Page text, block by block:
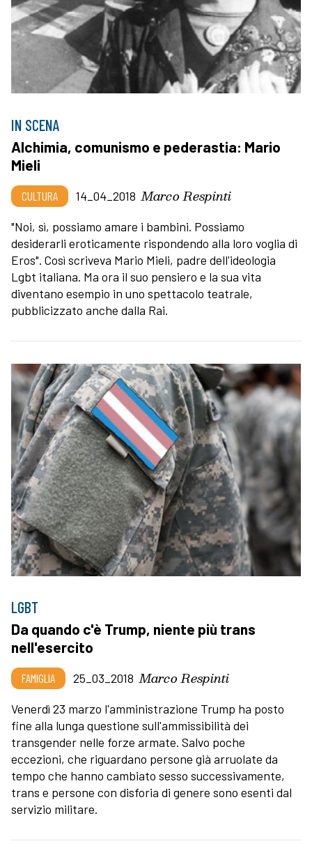
IN SCENA
Alchimia, comunismo e pederastia: Mario
Mieli
CULTURA 14_04_2018 Marco Respinti
"Noi, sì, possiamo amare i bambini. Possiamo
desiderarli eroticamente rispondendo alla loro voglia di
Eros". Così scriveva Mario Mieli, padre dell'ideologia
Lgbt italiana. Ma ora il suo pensiero e la sua vita
diventano esempio in uno spettacolo teatrale,
pubblicizzato anche dalla Rai.
LGBT
Da quando c'è Trump, niente più trans
nell'esercito
FAMIGLIA 25_03_2018 Marco Respinti
Venerdì 23 marzo l'amministrazione Trump ha posto
fine alla lunga questione sull'ammissibilità dei
transgender nelle forze armate. Salvo poche
eccezioni, che riguardano persone già arruolate da
tempo che hanno cambiato sesso successivamente,
trans e persone con disforia di genere sono esenti dal
servizio militare.